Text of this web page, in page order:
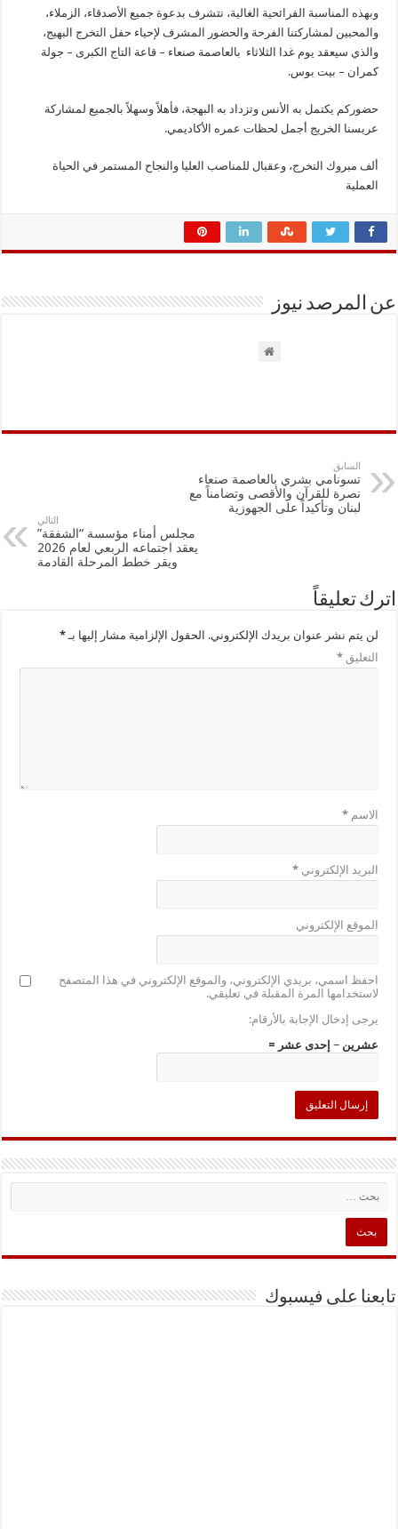
​وبهذه المناسبة الفرائحية الغالية، نتشرف بدعوة جميع الأصدقاء، الزملاء،
والمحبين لمشاركتنا الفرحة والحضور المشرف لإحياء حفل التخرج البهيج،
والذي سيعقد يوم غدا الثلاثاء بالعاصمة صنعاء – قاعة التاج الكبرى – جولة
كمران – بيت بوس.
​حضوركم يكتمل به الأنس وتزداد به البهجة، فأهلاً وسهلاً بالجميع لمشاركة
عريسنا الخريج أجمل لحظات عمره الأكاديمي.
​ألف مبروك التخرج، وعقبال للمناصب العليا والنجاح المستمر في الحياة
العملية
عن المرصد نيوز
السابق
تسونامي بشري بالعاصمة صنعاء
نصرة للقرآن والأقصى وتضامناً مع
لبنان وتأكيداً على الجهوزية
التالي
مجلس أمناء مؤسسة “الشفقة”
يعقد اجتماعه الربعي لعام 2026
ويقر خطط المرحلة القادمة
اترك تعليقاً
لن يتم نشر عنوان بريدك الإلكتروني. الحقول الإلزامية مشار إليها بـ*
التعليق*
الاسم*
البريد الإلكتروني*
الموقع الإلكتروني
احفظ اسمي، بريدي الإلكتروني، والموقع الإلكتروني في هذا المتصفح
لاستخدامها المرة المقبلة في تعليقي.
يرجى إدخال الإجابة بالأرقام:
عشرين − إحدى عشر =
تابعنا على فيسبوك